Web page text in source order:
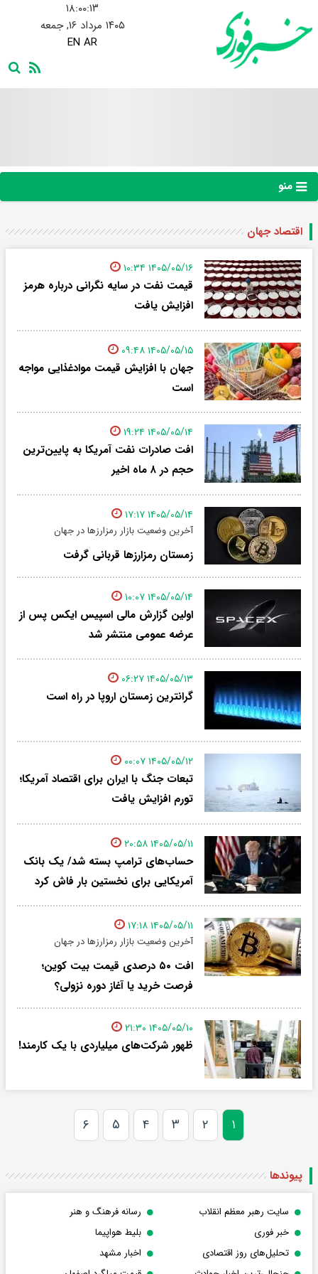
۱۸:۰۰:۱۳
۱۴۰۵ مرداد ۱۶, جمعه
EN AR
منو
اقتصاد جهان
۱۴۰۵/۰۵/۱۶ ۱۰:۳۴
قیمت نفت در سایه نگرانی درباره هرمز
افزایش یافت
۱۴۰۵/۰۵/۱۵ ۰۹:۴۸
جهان با افزایش قیمت موادغذایی مواجه
است
۱۴۰۵/۰۵/۱۴ ۱۹:۲۴
افت صادرات نفت آمریکا به پایین‌ترین
حجم در ۸ ماه اخیر
۱۴۰۵/۰۵/۱۴ ۱۷:۱۷
آخرین وضعیت بازار رمزارزها در جهان
زمستان رمزارزها قربانی گرفت
۱۴۰۵/۰۵/۱۴ ۱۰:۰۷
اولین گزارش مالی اسپیس ایکس پس از
عرضه عمومی منتشر شد
۱۴۰۵/۰۵/۱۳ ۰۶:۲۷
گرانترین زمستان اروپا در راه است
۱۴۰۵/۰۵/۱۲ ۰۰:۰۷
تبعات جنگ با ایران برای اقتصاد آمریکا؛
تورم افزایش یافت
۱۴۰۵/۰۵/۱۱ ۲۰:۵۸
حساب‌های ترامپ بسته شد/ یک بانک
آمریکایی برای نخستین بار فاش کرد
۱۴۰۵/۰۵/۱۱ ۱۷:۱۸
آخرین وضعیت بازار رمزارزها در جهان
افت ۵۰ درصدی قیمت بیت کوین؛
فرصت خرید یا آغاز دوره نزولی؟
۱۴۰۵/۰۵/۱۰ ۲۱:۳۰
ظهور شرکت‌های میلیاردی با یک کارمند!
۱ ۲ ۳ ۴ ۵ ۶
پیوندها
سایت رهبر معظم انقلاب
رسانه فرهنگ و هنر
خبر فوری
بلیط هواپیما
تحلیل‌های روز اقتصادی
اخبار مشهد